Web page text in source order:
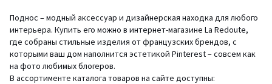
Поднос – модный аксессуар и дизайнерская находка для любого
интерьера. Купить его можно в интернет-магазине La Redoute,
где собраны стильные изделия от французских брендов, с
которыми ваш дом наполнится эстетикой Pinterest – совсем как
на фото любимых блогеров.
В ассортименте каталога товаров на сайте доступны: